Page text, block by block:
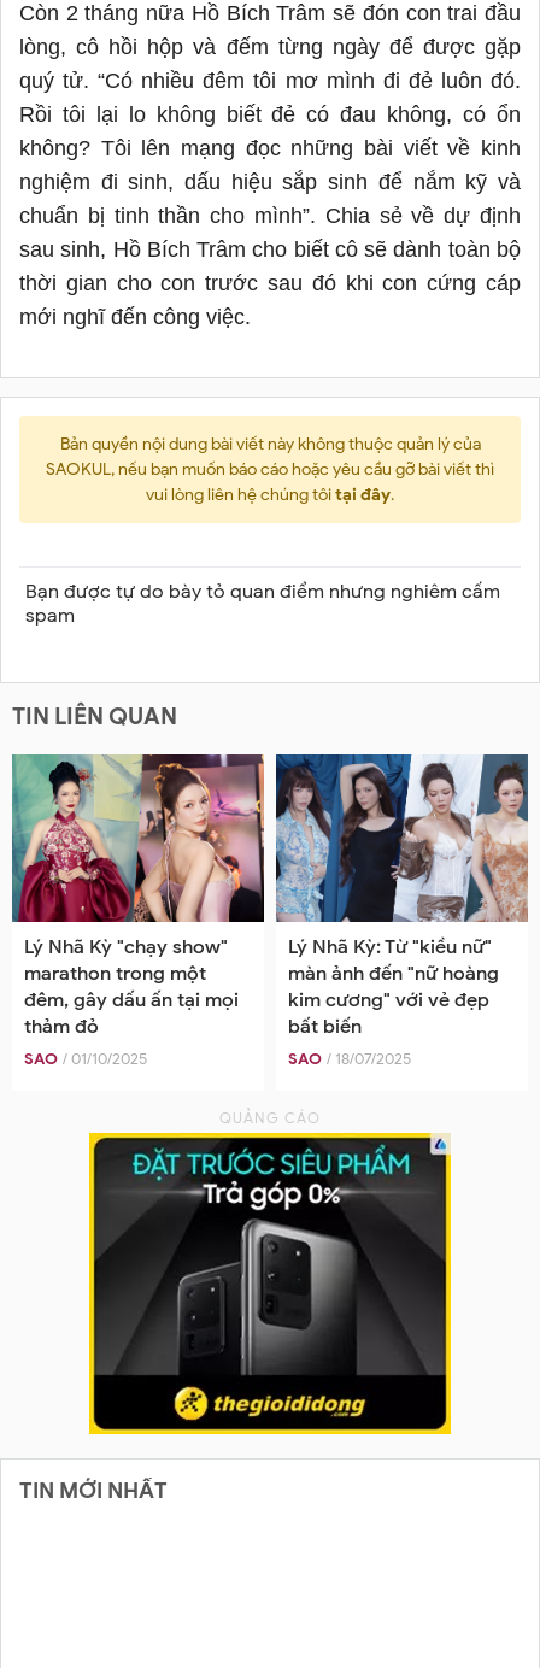
Còn 2 tháng nữa Hồ Bích Trâm sẽ đón con trai đầu
lòng, cô hồi hộp và đếm từng ngày để được gặp
quý tử. “Có nhiều đêm tôi mơ mình đi đẻ luôn đó.
Rồi tôi lại lo không biết đẻ có đau không, có ổn
không? Tôi lên mạng đọc những bài viết về kinh
nghiệm đi sinh, dấu hiệu sắp sinh để nắm kỹ và
chuẩn bị tinh thần cho mình”. Chia sẻ về dự định
sau sinh, Hồ Bích Trâm cho biết cô sẽ dành toàn bộ
thời gian cho con trước sau đó khi con cứng cáp
mới nghĩ đến công việc.
Bản quyền nội dung bài viết này không thuộc quản lý của
SAOKUL, nếu bạn muốn báo cáo hoặc yêu cầu gỡ bài viết thì
vui lòng liên hệ chúng tôitại đây.
Bạn được tự do bày tỏ quan điểm nhưng nghiêm cấm
spam
TIN LIÊN QUAN
Lý Nhã Kỳ "chạy show"
marathon trong một
đêm, gây dấu ấn tại mọi
thảm đỏ
SAO / 01/10/2025
Lý Nhã Kỳ: Từ "kiều nữ"
màn ảnh đến "nữ hoàng
kim cương" với vẻ đẹp
bất biến
SAO / 18/07/2025
TIN MỚI NHẤT